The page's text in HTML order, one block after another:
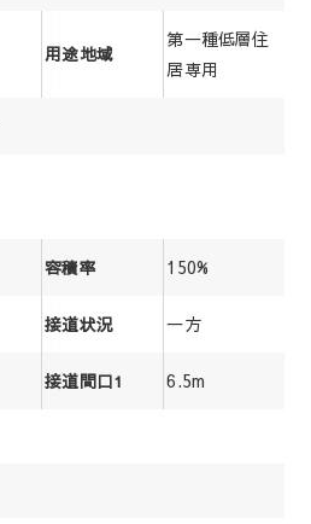
用途地域
第一種低層住
居専用
容積率 150%
接道状況 一方
接道間口1 6.5m